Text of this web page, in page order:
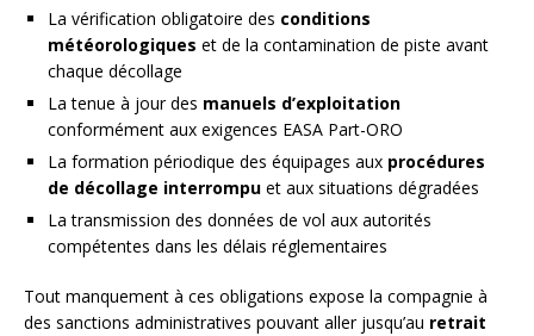
La vérification obligatoire des conditions
météorologiques et de la contamination de piste avant
chaque décollage
La tenue à jour des manuels d’exploitation
conformément aux exigences EASA Part-ORO
La formation périodique des équipages aux procédures
de décollage interrompu et aux situations dégradées
La transmission des données de vol aux autorités
compétentes dans les délais réglementaires
Tout manquement à ces obligations expose la compagnie à
des sanctions administratives pouvant aller jusqu’au retrait